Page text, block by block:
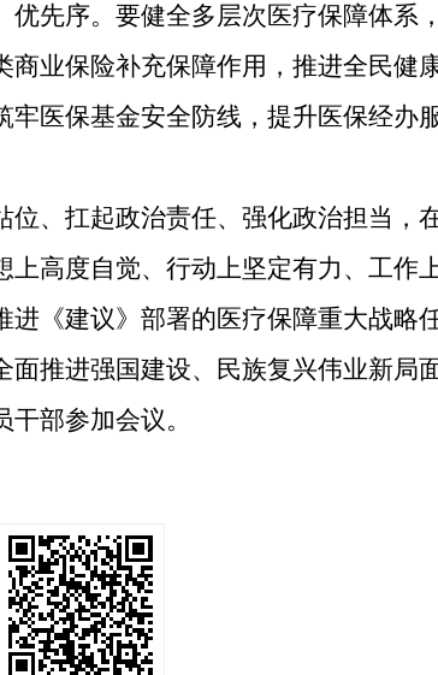
先序。要健全多层次医疗保障体系
业保险补充保障作用，推进全民健
医保基金安全防线，提升医保经办
、扛起政治责任、强化政治担当，
高度自觉、行动上坚定有力、工作
《建议》部署的医疗保障重大战略
推进强国建设、民族复兴伟业新局
部参加会议。